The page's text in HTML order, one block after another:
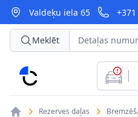
Valdeķu iela 65
CarParts
Meklēt
Rezerves daļas